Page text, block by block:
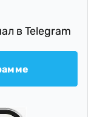
в Telegram